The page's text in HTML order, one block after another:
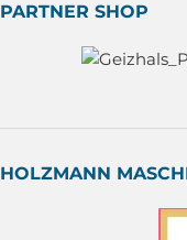
PARTNER SHOP
HOLZMANN